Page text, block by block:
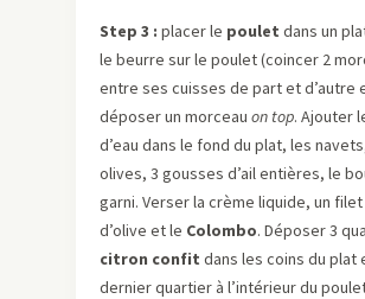
Step 3 : placer le poulet dans un
le beurre sur le poulet (coincer 2
entre ses cuisses de part et d’autre
déposer un morceau on top. Ajouter
d’eau dans le fond du plat, les
olives, 3 gousses d’ail entières, le
garni. Verser la crème liquide, un filet
d’olive et le Colombo. Déposer 3
citron confit dans les coins du plat
dernier quartier à l’intérieur du